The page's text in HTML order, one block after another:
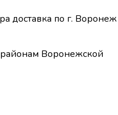
доставка по г. Воронеж
Воронежской